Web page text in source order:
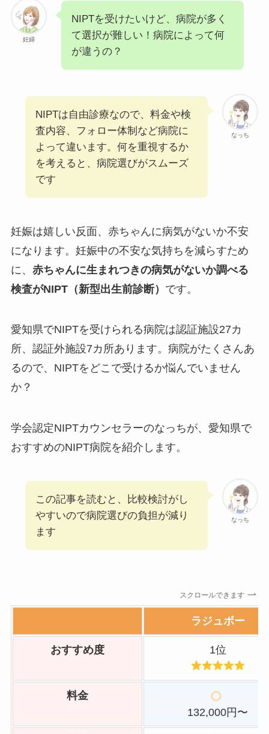
妊婦
NIPTを受けたいけど、病院が多く
て選択が難しい！病院によって何
が違うの？
なっち
NIPTは自由診療なので、料金や検
査内容、フォロー体制など病院に
よって違います。何を重視するか
を考えると、病院選びがスムーズ
です
妊娠は嬉しい反面、赤ちゃんに病気がないか不安
になります。妊娠中の不安な気持ちを減らすため
に、 赤ちゃんに生まれつきの病気がないか調べる
検査がNIPT（新型出生前診断） です。
愛知県でNIPTを受けられる病院は認証施設27カ
所、認証外施設7カ所あります。病院がたくさんあ
るので、NIPTをどこで受けるか悩んでいません
か？
学会認定NIPTカウンセラーのなっちが、愛知県で
おすすめのNIPT病院を紹介します。
なっち
この記事を読むと、比較検討がし
やすいので病院選びの負担が減り
ます
スクロールできます
ラジュボー
おすすめ度 1位
料金
132,000円〜